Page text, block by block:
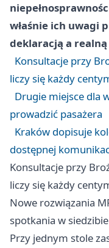
właśnie ich uwagi
deklaracją a
Konsultacje przy
liczy się każdy
Drugie miejsce dla
prowadzić pasażera
Kraków dopisuje
dostępnej
Konsultacje przy
liczy się każdy
Nowe rozwiązania
spotkania w
Przy jednym stole